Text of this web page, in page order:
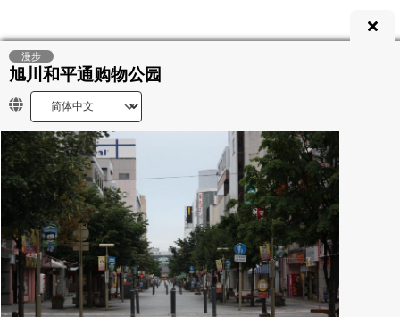
漫步
旭川和平通购物公园